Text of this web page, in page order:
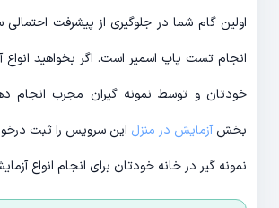
اولین گام شما در جلوگیری از پیشرفت
انجام تست پاپ اسمیر است. اگر بخواهید انواع
خودتان و توسط نمونه گیران مجرب انجام
بخش آزمایش در منزل این سرویس را ثبت
نمونه گیر در خانه خودتان برای انجام انواع